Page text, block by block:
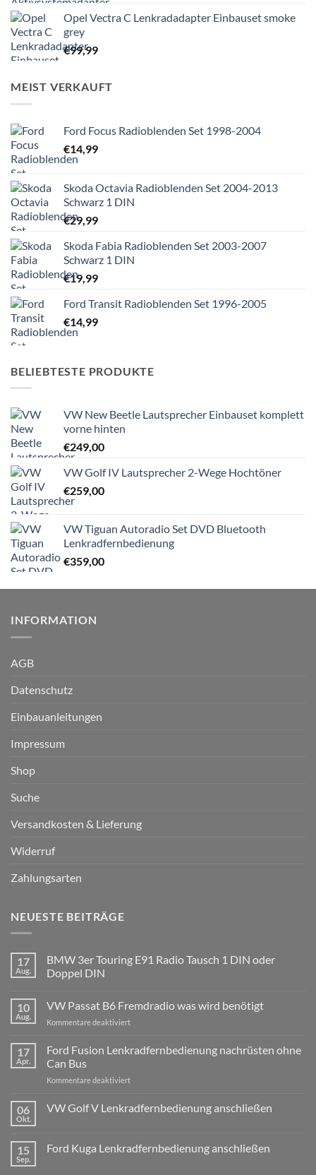
Opel Vectra C Lenkradadapter Einbauset smoke
grey
€99,99
MEIST VERKAUFT
Ford Focus Radioblenden Set 1998-2004
€14,99
Skoda Octavia Radioblenden Set 2004-2013
Schwarz 1 DIN
€29,99
Skoda Fabia Radioblenden Set 2003-2007
Schwarz 1 DIN
€19,99
Ford Transit Radioblenden Set 1996-2005
€14,99
BELIEBTESTE PRODUKTE
VW New Beetle Lautsprecher Einbauset komplett
vorne hinten
€249,00
VW Golf IV Lautsprecher 2-Wege Hochtöner
€259,00
VW Tiguan Autoradio Set DVD Bluetooth
Lenkradfernbedienung
€359,00
INFORMATION
AGB
Datenschutz
Einbauanleitungen
Impressum
Shop
Suche
Versandkosten & Lieferung
Widerruf
Zahlungsarten
NEUESTE BEITRÄGE
17
Aug.
BMW 3er Touring E91 Radio Tausch 1 DIN oder
Doppel DIN
zu
3er
Radio
Tausch
1
DIN
DIN
10
Aug.
VW Passat B6 Fremdradio was wird benötigt
Kommentare deaktiviertfür
Passat
was
benötigt
17
Apr.
Ford Fusion Lenkradfernbedienung nachrüsten ohne
Can Bus
Kommentare deaktiviertfür
Fusion
Lenkradfernbedienung
Can
06
Okt.
VW Golf V Lenkradfernbedienung anschließen
VW
15
Sep.
Ford Kuga Lenkradfernbedienung anschließen